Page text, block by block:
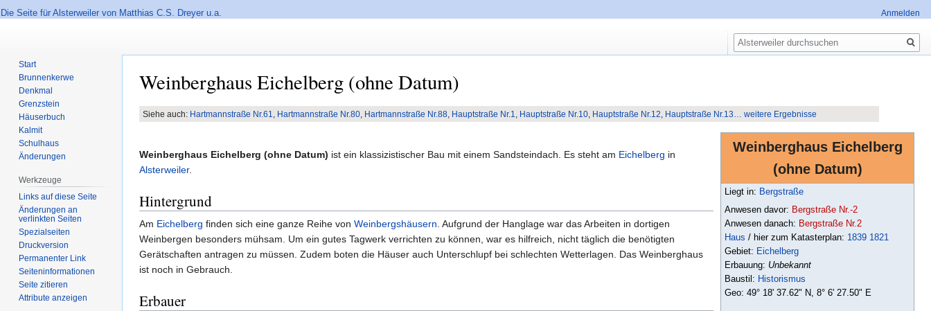
Die Seite für Alsterweiler von Matthias C.S. Dreyer u.a.
Weinberghaus Eichelberg (ohne Datum)
Zur
springen
Zur
springen
Siehe auch: Hartmannstraße Nr.61 Hartmannstraße Nr.80 Hartmannstraße Nr.88 Hauptstraße Nr.1 Hauptstraße Nr.10 Hauptstraße Nr.12 Hauptstraße Nr.13 … weitere Ergebnisse
Weinberghaus Eichelberg
(ohne Datum)
Liegt in: Bergstraße
Anwesen davor: Bergstraße Nr.-2
Anwesen danach: Bergstraße Nr.2
Haus / hier zum Katasterplan: 1839 1821
Gebiet: Eichelberg
Erbauung: Unbekannt
Baustil: Historismus
Geo: 49° 18' 37.62" N, 8° 6' 27.50" E
Weinberghaus Eichelberg (ohne Datum) ist ein klassizistischer Bau mit einem Sandsteindach. Es steht am Eichelberg in
Alsterweiler.
Hintergrund
Am Eichelberg finden sich eine ganze Reihe von Weinbergshäusern . Aufgrund der Hanglage war das Arbeiten in dortigen
Weinbergen besonders mühsam. Um ein gutes Tagwerk verrichten zu können, war es hilfreich, nicht täglich die benötigten
Gerätschaften antragen zu müssen. Zudem boten die Häuser auch Unterschlupf bei schlechten Wetterlagen. Das Weinberghaus
ist noch in Gebrauch.
Erbauer
Anmelden
Suche
Start
Brunnenkerwe
Denkmal
Grenzstein
Häuserbuch
Kalmit
Schulhaus
Änderungen
Werkzeuge
Links auf diese Seite
Änderungen an
verlinkten Seiten
Spezialseiten
Druckversion
Permanenter Link
Seiten­informationen
Seite zitieren
Attribute anzeigen